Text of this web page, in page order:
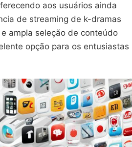
aos usuários ainda
de streaming de k-dramas
ampla seleção de conteúdo
opção para os entusiastas